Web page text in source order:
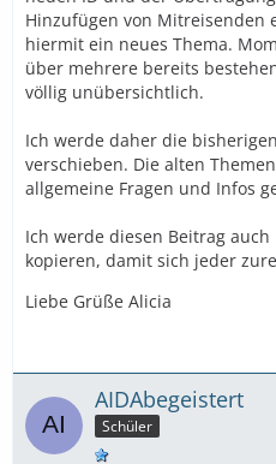
Hinzufügen von Mitreisenden
hiermit ein neues Thema.
über mehrere bereits
völlig unübersichtlich.
Ich werde daher die
verschieben. Die alten
allgemeine Fragen und Infos
Ich werde diesen Beitrag
kopieren, damit sich jeder
Liebe Grüße Alicia
AIDAbegeistert
Schüler